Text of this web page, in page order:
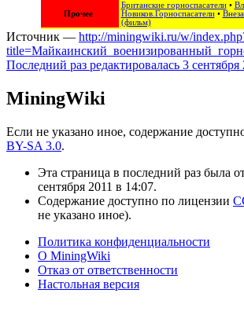
Прочее
Британские горноспасатели•
Новиков.Горноспасатели•
(фильм)
Источник — http://miningwiki.ru/w/
Последний раз редактировалась 3 сентября
MiningWiki
Если не указано иное, содержание
BY-SA 3.0.
Эта страница в последний раз была
сентября 2011 в 14:07.
Содержание доступно по лицензии
не указано иное).
Политика конфиденциальности
О MiningWiki
Отказ от ответственности
Настольная версия